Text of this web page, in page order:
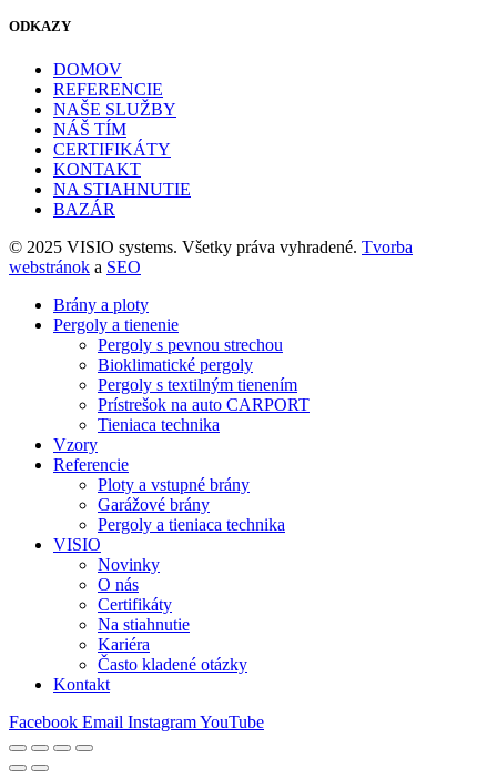
ODKAZY
DOMOV
REFERENCIE
NAŠE SLUŽBY
NÁŠ TÍM
CERTIFIKÁTY
KONTAKT
NA STIAHNUTIE
BAZÁR
© 2025 VISIO systems. Všetky práva vyhradené. Tvorba
webstránok a SEO
Brány a ploty
Pergoly a tienenie
Pergoly s pevnou strechou
Bioklimatické pergoly
Pergoly s textilným tienením
Prístrešok na auto CARPORT
Tieniaca technika
Vzory
Referencie
Ploty a vstupné brány
Garážové brány
Pergoly a tieniaca technika
VISIO
Novinky
O nás
Certifikáty
Na stiahnutie
Kariéra
Často kladené otázky
Kontakt
Facebook Email InstagramYouTube